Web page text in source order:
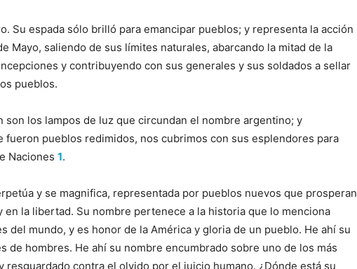
Su espada sólo brilló para emancipar pueblos; y representa la acción
Mayo, saliendo de sus límites naturales, abarcando la mitad de la
y contribuyendo con sus generales y sus soldados a sellar
pueblos.
son los lampos de luz que circundan el nombre argentino; y
fueron pueblos redimidos, nos cubrimos con sus esplendores para
Naciones 1.
y se magnifica, representada por pueblos nuevos que prosperan
en la libertad. Su nombre pertenece a la historia que lo menciona
del mundo, y es honor de la América y gloria de un pueblo. He ahí su
de hombres. He ahí su nombre encumbrado sobre uno de los más
resguardado contra el olvido por el juicio humano. ¿Dónde está su